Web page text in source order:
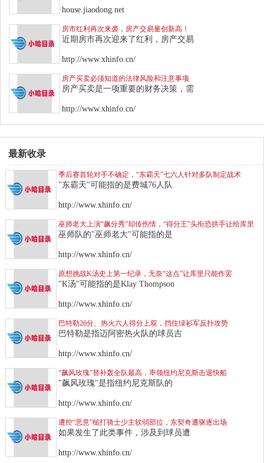
house.jiaodong.net
房市红利再次来袭，房产交易量创新高！
近期房市再次迎来了红利，房产交易
http://www.xhinfo.cn/
房产买卖必须知道的法律风险和注意事项
房产买卖是一项重要的财务决策，需
http://www.xhinfo.cn/
最新收录
季后赛首轮对手不确定，“东霸天”七六人针对多队制定战术
"东霸天"可能指的是费城76人队
http://www.xhinfo.cn/
巫师老大上演“飙分秀”却传伤情，“得分王”头衔恐拱手让给库里
巫师队的"巫师老大"可能指的是
http://www.xhinfo.cn/
原想挑战K汤史上第一纪录，无奈“这点”让库里只能作罢
"K汤"可能指的是Klay Thompson
http://www.xhinfo.cn/
巴特勒26分、热火六人得分上双，挡住绿衫军反扑攻势
巴特勒是指迈阿密热火队的球员吉
http://www.xhinfo.cn/
“飙风玫瑰”替补轰全队最高，率领纽约尼克斯击退快船
"飙风玫瑰"是指纽约尼克斯队的
http://www.xhinfo.cn/
遭控“恶意”槌打骑士少主软弱部位，东契奇遭驱逐出场
如果发生了此类事件，涉及到球员遭
http://www.xhinfo.cn/